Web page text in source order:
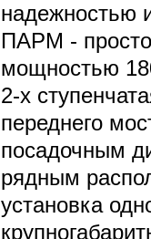
надежностью
ПАРМ -
мощностью
2-х
переднего
посадочным
рядным
установка